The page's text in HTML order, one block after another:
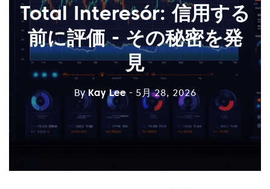
Total Interesór: 信用する
前に評価 - その秘密を発
見
ByKay Lee - 5月 28, 2026